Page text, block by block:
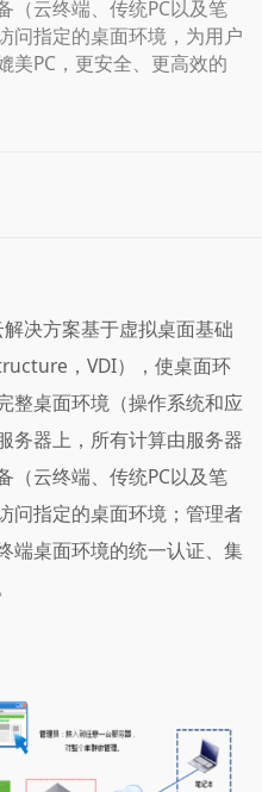
（云终端、传统PC以及笔
问指定的桌面环境，为用户
美PC，更安全、更高效的
决方案基于虚拟桌面基础
，VDI），使桌面环
整桌面环境（操作系统和应
务器上，所有计算由服务器
（云终端、传统PC以及笔
问指定的桌面环境；管理者
端桌面环境的统一认证、集